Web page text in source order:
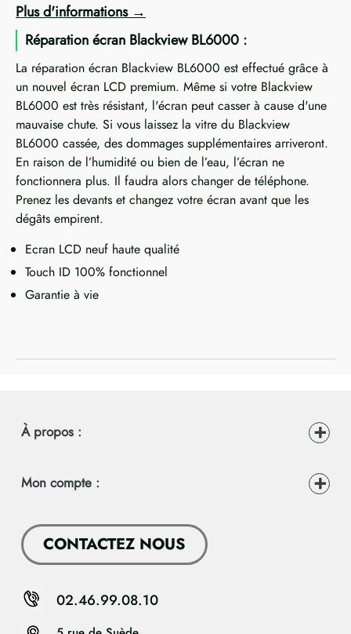
Plus d'informations
Réparation écran Blackview BL6000 :
La réparation écran Blackview BL6000 est effectué grâce à
un nouvel écran LCD premium. Même si votre Blackview
BL6000 est très résistant, l'écran peut casser à cause d'une
mauvaise chute. Si vous laissez la vitre du Blackview
BL6000 cassée, des dommages supplémentaires arriveront.
En raison de l’humidité ou bien de l’eau, l’écran ne
fonctionnera plus. Il faudra alors changer de téléphone.
Prenez les devants et changez votre écran avant que les
dégâts empirent.
Ecran LCD neuf haute qualité
Touch ID 100% fonctionnel
Garantie à vie
À propos :
Mon compte :
CONTACTEZ NOUS
02.46.99.08.10